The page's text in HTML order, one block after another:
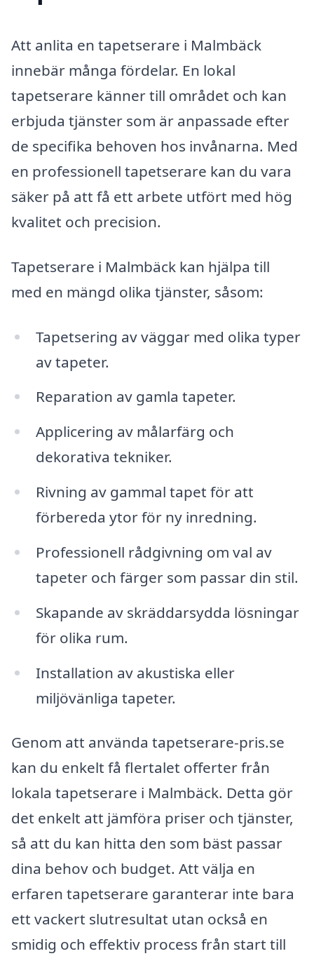
Att anlita en tapetserare i Malmbäck
innebär många fördelar. En lokal
tapetserare känner till området och kan
erbjuda tjänster som är anpassade efter
de specifika behoven hos invånarna. Med
en professionell tapetserare kan du vara
säker på att få ett arbete utfört med hög
kvalitet och precision.
Tapetserare i Malmbäck kan hjälpa till
med en mängd olika tjänster, såsom:
Tapetsering av väggar med olika typer
av tapeter.
Reparation av gamla tapeter.
Applicering av målarfärg och
dekorativa tekniker.
Rivning av gammal tapet för att
förbereda ytor för ny inredning.
Professionell rådgivning om val av
tapeter och färger som passar din stil.
Skapande av skräddarsydda lösningar
för olika rum.
Installation av akustiska eller
miljövänliga tapeter.
Genom att använda tapetserare-pris.se
kan du enkelt få flertalet offerter från
lokala tapetserare i Malmbäck. Detta gör
det enkelt att jämföra priser och tjänster,
så att du kan hitta den som bäst passar
dina behov och budget. Att välja en
erfaren tapetserare garanterar inte bara
ett vackert slutresultat utan också en
smidig och effektiv process från start till